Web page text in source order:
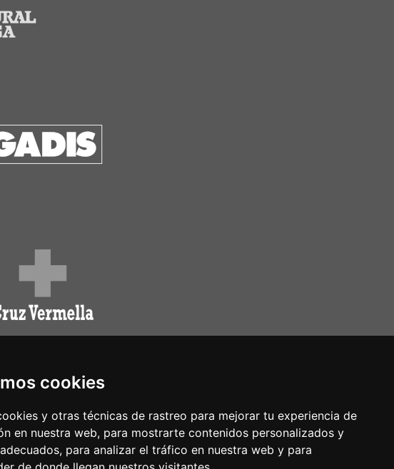
cookies
y otras técnicas de rastreo para mejorar tu experiencia de
en nuestra web, para mostrarte contenidos personalizados y
para analizar el tráfico en nuestra web y para